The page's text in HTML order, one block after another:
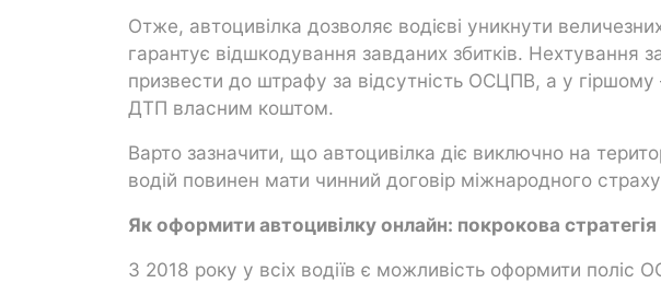
Отже, автоцивілка дозволяє водієві уникнути
гарантує відшкодування завданих збитків.
призвести до штрафу за відсутність ОСЦПВ, а у
ДТП власним коштом.
Варто зазначити, що автоцивілка діє виключно на
водій повинен мати чинний договір міжнародного
Як оформити автоцивілку онлайн: покрокова стратегія
З 2018 року у всіх водіїв є можливість оформити поліс